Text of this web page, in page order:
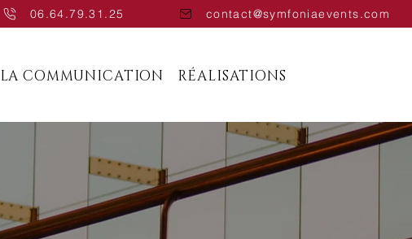
06.64.79.31.25 contact@symfoniaevents.com
LA COMMUNICATION RÉALISATIONS